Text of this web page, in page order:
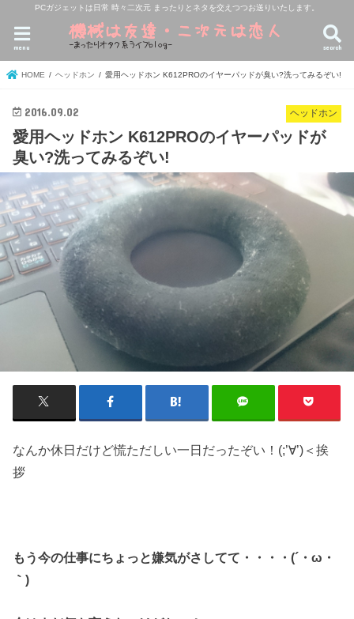
PCガジェットは日常 時々二次元 まったりとネタを交えつつお送りいたします。
search
menu
HOME ヘッドホン 愛用ヘッドホン K612PROのイヤーパッドが臭い?洗ってみるぞい!
ヘッドホン
2016.09.02
愛用ヘッドホン K612PROのイヤーパッドが
臭い?洗ってみるぞい!
なんか休日だけど慌ただしい一日だったぞい！(;’∀’)＜挨
拶
もう今の仕事にちょっと嫌気がさしてて・・・・(´・ω・
｀)